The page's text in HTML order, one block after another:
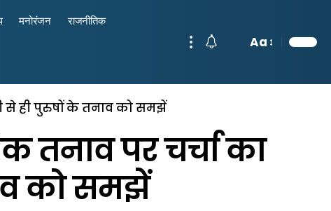
मनोरंजन राजनीतिक
Aa
से ही पुरुषों के तनाव को समझें
तनाव पर चर्चा का
को समझें